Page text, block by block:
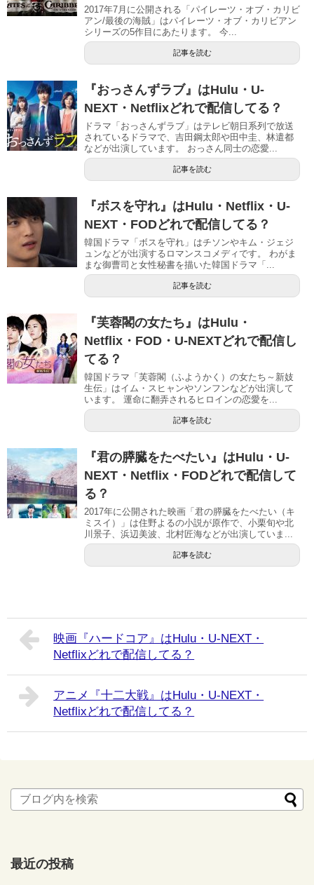
2017年7月に公開される「パイレーツ・オブ・カリビ
アン/最後の海賊」はパイレーツ・オブ・カリビアン
シリーズの5作目にあたります。 今...
記事を読む
『おっさんずラブ』はHulu・U-
NEXT・Netflixどれで配信してる？
ドラマ「おっさんずラブ」はテレビ朝日系列で放送
されているドラマで、吉田鋼太郎や田中圭、林遣都
などが出演しています。 おっさん同士の恋愛...
記事を読む
『ボスを守れ』はHulu・Netflix・U-
NEXT・FODどれで配信してる？
韓国ドラマ「ボスを守れ」はチソンやキム・ジェジ
ュンなどが出演するロマンスコメディです。 わがま
まな御曹司と女性秘書を描いた韓国ドラマ「...
記事を読む
『芙蓉閣の女たち』はHulu・
Netflix・FOD・U-NEXTどれで配信し
てる？
韓国ドラマ「芙蓉閣（ふようかく）の女たち～新妓
生伝」はイム・スヒャンやソンフンなどが出演して
います。 運命に翻弄されるヒロインの恋愛を...
記事を読む
『君の膵臓をたべたい』はHulu・U-
NEXT・Netflix・FODどれで配信して
る？
2017年に公開された映画「君の膵臓をたべたい（キ
ミスイ）」は住野よるの小説が原作で、小栗旬や北
川景子、浜辺美波、北村匠海などが出演していま...
記事を読む
映画『ハードコア』はHulu・U-NEXT・
Netflixどれで配信してる？
アニメ『十二大戦』はHulu・U-NEXT・
Netflixどれで配信してる？
最近の投稿